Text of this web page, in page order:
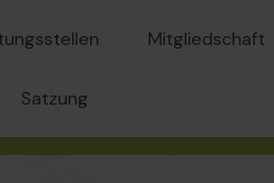
Mitgliedschaft
Satzung